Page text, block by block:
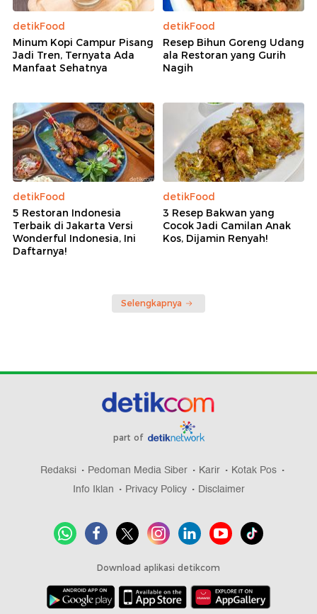
detikFood
Minum Kopi Campur Pisang
Jadi Tren, Ternyata Ada
Manfaat Sehatnya
detikFood
Resep Bihun Goreng Udang
ala Restoran yang Gurih
Nagih
detikFood
5 Restoran Indonesia
Terbaik di Jakarta Versi
Wonderful Indonesia, Ini
Daftarnya!
detikFood
3 Resep Bakwan yang
Cocok Jadi Camilan Anak
Kos, Dijamin Renyah!
Selengkapnya
part of
Redaksi Pedoman Media Siber Karir
Kotak Pos
Info Iklan
Privacy Policy Disclaimer
Download aplikasi detikcom